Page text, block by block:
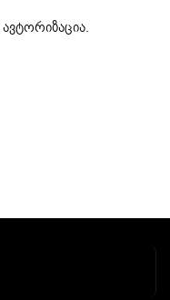
ავტორიზაცია.